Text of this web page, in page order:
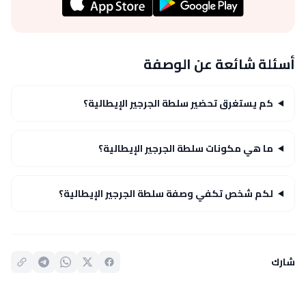
أسئلة شائعة عن الوصفة
كم يستغرق تحضير سلطة الجرجير الإيطالية؟
ما هي مكونات سلطة الجرجير الإيطالية؟
لكم شخص تكفي وصفة سلطة الجرجير الإيطالية؟
شارك